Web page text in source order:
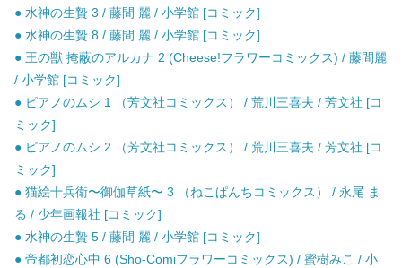
● 水神の生贄 3 / 藤間 麗 / 小学館 [コミック]
● 水神の生贄 8 / 藤間 麗 / 小学館 [コミック]
● 王の獣 掩蔽のアルカナ 2 (Cheese!フラワーコミックス) / 藤間麗
/ 小学館 [コミック]
● ピアノのムシ 1 （芳文社コミックス） / 荒川三喜夫 / 芳文社 [コ
ミック]
● ピアノのムシ 2 （芳文社コミックス） / 荒川三喜夫 / 芳文社 [コ
ミック]
● 猫絵十兵衛〜御伽草紙〜 3 （ねこぱんちコミックス） / 永尾 ま
る / 少年画報社 [コミック]
● 水神の生贄 5 / 藤間 麗 / 小学館 [コミック]
● 帝都初恋心中 6 (Sho-Comiフラワーコミックス) / 蜜樹みこ / 小